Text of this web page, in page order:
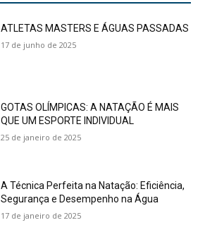
ATLETAS MASTERS E ÁGUAS PASSADAS
17 de junho de 2025
GOTAS OLÍMPICAS: A NATAÇÃO É MAIS
QUE UM ESPORTE INDIVIDUAL
25 de janeiro de 2025
A Técnica Perfeita na Natação: Eficiência,
Segurança e Desempenho na Água
17 de janeiro de 2025